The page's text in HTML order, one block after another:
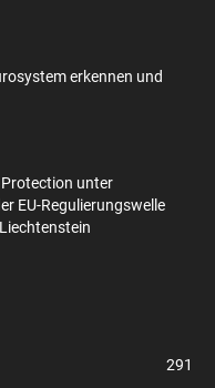
erkennen und
unter
EU-Regulierungswelle
291